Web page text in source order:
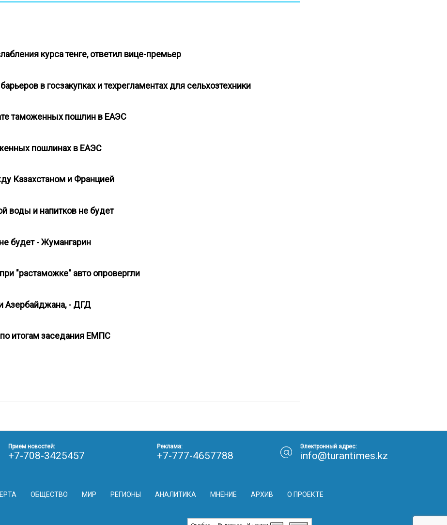
курса тенге, ответил вице-премьер
в госзакупках и техрегламентах для сельхозтехники
таможенных пошлин в ЕАЭС
пошлинах в ЕАЭС
Казахстаном и Францией
воды и напитков не будет
будет - Жумангарин
"растаможке" авто опровергли
Азербайджана, - ДГД
итогам заседания ЕМПС
ОБЩЕСТВО МИР РЕГИОНЫ АНАЛИТИКА МНЕНИЕ АРХИВ О ПРОЕКТЕ
Прием новостей:
+7-708-3425457
Реклама:
+7-777-4657788
Электронный адрес:
info@turantimes.kz